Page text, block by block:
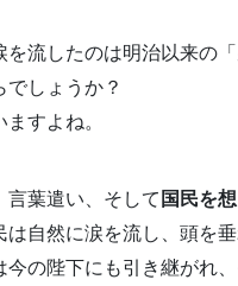
を流したのは明治以来の
でしょうか？
すよね。
言葉遣い、そして 国民を
は自然に涙を流し、頭を垂
今の陛下にも引き継がれ